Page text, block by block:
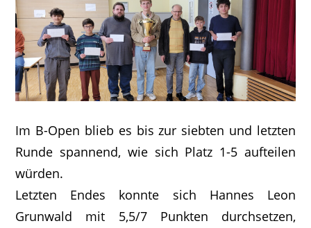
Im B-Open blieb es bis zur siebten und letzten
Runde spannend, wie sich Platz 1-5 aufteilen
würden.
Letzten Endes konnte sich Hannes Leon
Grunwald mit 5,5/7 Punkten durchsetzen,